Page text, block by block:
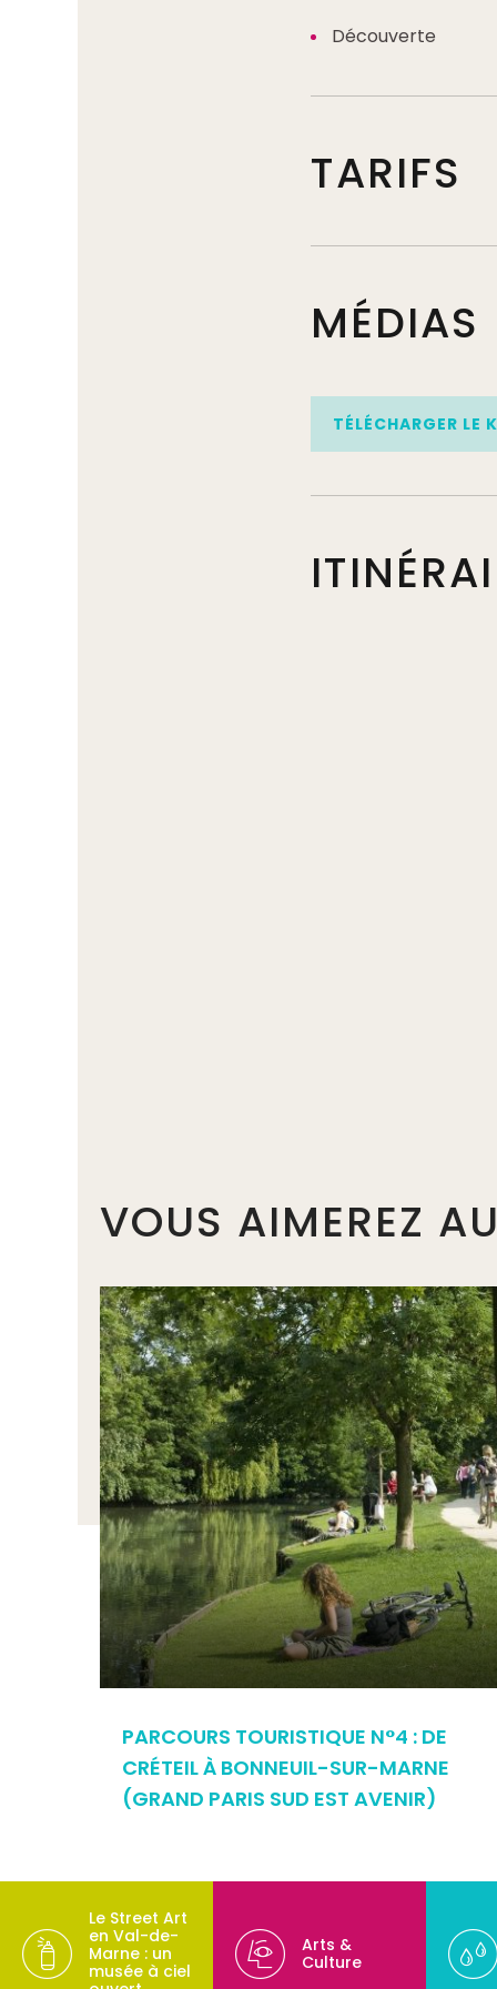
Découverte
TARIFS
MÉDIAS
TÉLÉCHARGER LE
VOUS AIMEREZ
PARCOURS TOURISTIQUE N°4 : DE
CRÉTEIL À BONNEUIL-SUR-MARNE
(GRAND PARIS SUD EST AVENIR)
Le Street Art
en Val-de-
Marne : un
musée à ciel
Arts &
Culture